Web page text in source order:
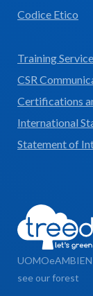
Codice Etico
Training
CSR
Certifications
International
Statement of
see our forest